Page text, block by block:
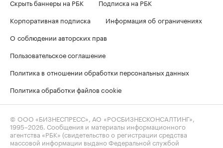
Скрыть баннеры на РБК
Подписка на РБК
Корпоративная подписка
Информация об ограничениях
О соблюдении авторских прав
Пользовательское соглашение
Политика в отношении обработки персональных данных
Политика обработки файлов cookie
© ООО «БИЗНЕСПРЕСС», АО «РОСБИЗНЕСКОНСАЛТИНГ»,
1995–2026 . Сообщения и материалы информационного
агентства «РБК» (свидетельство о регистрации средства
массовой информации выдано Федеральной службой